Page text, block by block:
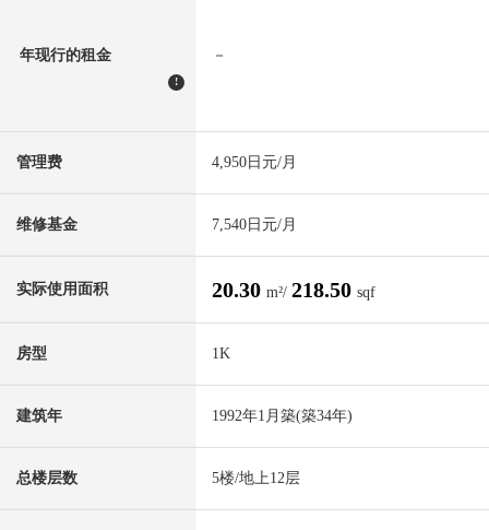
年现行的租金
!
－
管理费 4,950日元/月
维修基金 7,540日元/月
实际使用面积 20.30 m²/ 218.50 sqf
房型 1K
建筑年 1992年1月築(築34年)
总楼层数 5楼/地上12层